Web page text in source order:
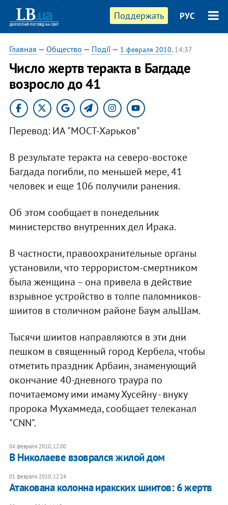
Поддержать РУС
Главная — Общество — Події— 1 февраля 2010, 14:37
Число жертв теракта в Багдаде
возросло до 41
Перевод: ИА "МОСТ-Харьков"
В результате теракта на северо-востоке
Багдада погибли, по меньшей мере, 41
человек и еще 106 получили ранения.
Об этом сообщает в понедельник
министерство внутренних дел Ирака.
В частности, правоохранительные органы
установили, что террористом-смертником
была женщина – она привела в действие
взрывное устройство в толпе паломников-
шиитов в столичном районе Баум альШам.
Тысячи шиитов направляются в эти дни
пешком в священный город Кербела, чтобы
отметить праздник Арбаин, знаменующий
окончание 40-дневного траура по
почитаемому ими имаму Хусейну - внуку
пророка Мухаммеда, сообщает телеканал
"CNN".
04 февраля 2010, 12:00
В Николаеве взоврался жилой дом
01 февраля 2010, 12:24
Атакована колонна иракских шиитов: 6 жертв